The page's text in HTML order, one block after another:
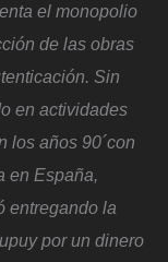
el monopolio
de las obras
Sin
en actividades
los años 90´con
en España,
entregando la
por un dinero